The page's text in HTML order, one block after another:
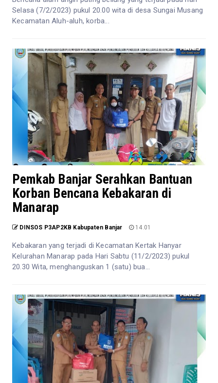
Selasa (7/2/2023) pukul 20.00 wita di desa Sungai Musang
Kecamatan Aluh-aluh, korba...
Pemkab Banjar Serahkan Bantuan
Korban Bencana Kebakaran di
Manarap
DINSOS P3AP2KB Kabupaten Banjar 14.01
Kebakaran yang terjadi di Kecamatan Kertak Hanyar
Kelurahan Manarap pada Hari Sabtu (11/2/2023) pukul
20.30 Wita, menghanguskan 1 (satu) bua...